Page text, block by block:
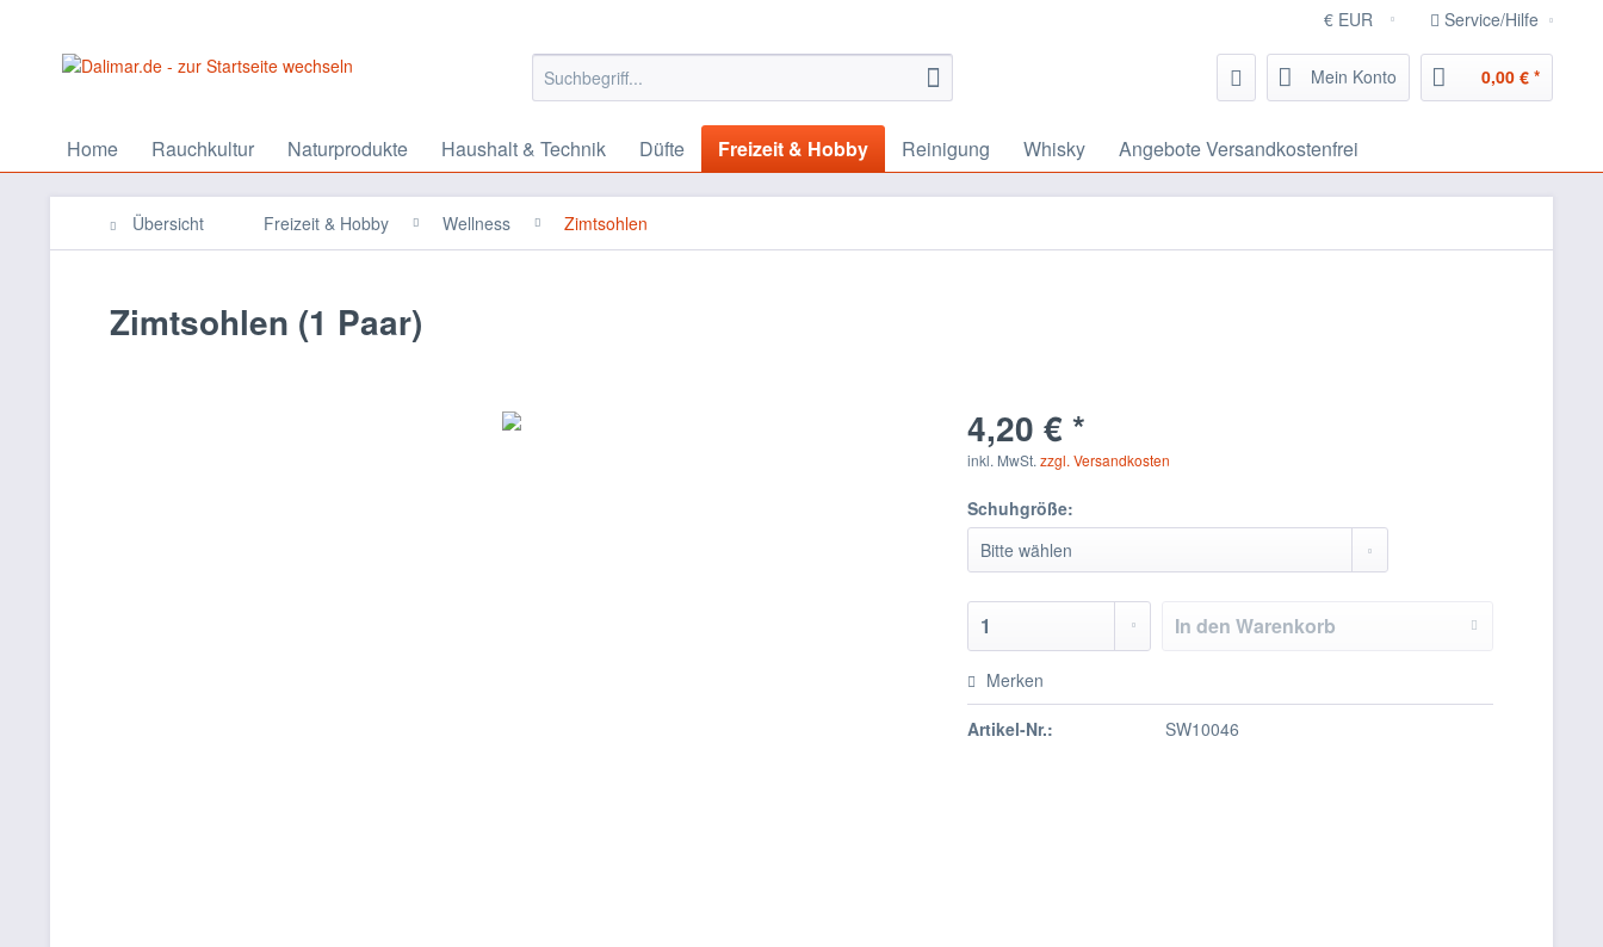
Service/Hilfe
Mein Konto 0,00 € *
Home Rauchkultur Naturprodukte Haushalt & Technik Düfte Freizeit & Hobby Reinigung Whisky Angebote Versandkostenfrei
Übersicht Freizeit & Hobby Wellness Zimtsohlen
Zimtsohlen (1 Paar)
4,20 € *
inkl. MwSt.zzgl. Versandkosten
Schuhgröße:
In den Warenkorb
Merken
Artikel-Nr.: SW10046